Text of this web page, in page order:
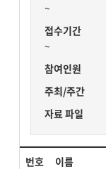
~
접수기간
~
참여인원
주최/주간
자료 파일
번호 이름